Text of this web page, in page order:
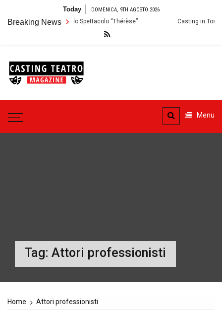
content
Today DOMENICA, 9TH AGOSTO 2026
Breaking News
Audizioni per lo Spettacolo “Thérèse” Casting in
teatrali
Menu
Tag: Attori professionisti
Home Attori professionisti